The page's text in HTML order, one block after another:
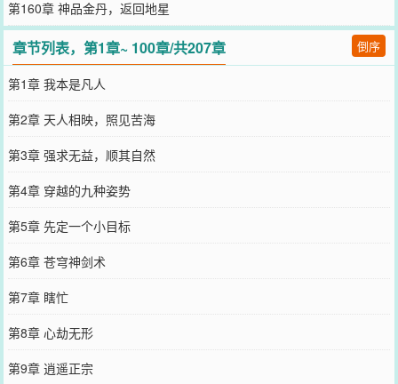
第160章 神品金丹，返回地星
章节列表，第1章~ 100章/共207章 倒序
第1章 我本是凡人
第2章 天人相映，照见苦海
第3章 强求无益，顺其自然
第4章 穿越的九种姿势
第5章 先定一个小目标
第6章 苍穹神剑术
第7章 瞎忙
第8章 心劫无形
第9章 逍遥正宗